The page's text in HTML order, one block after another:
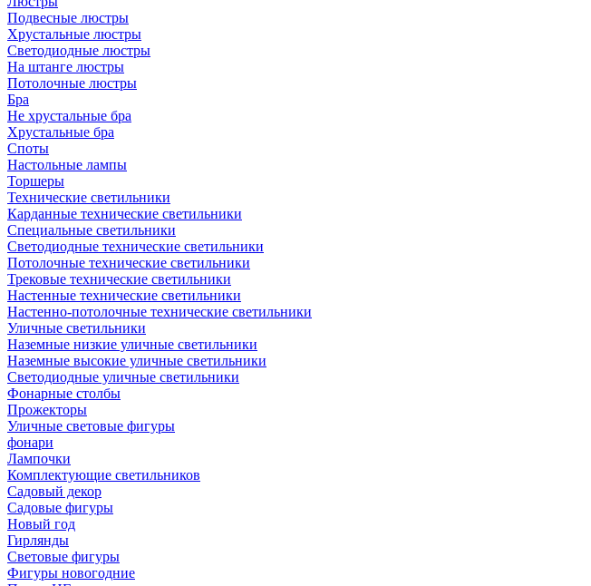
Подвесные люстры
Хрустальные люстры
Светодиодные люстры
На штанге люстры
Потолочные люстры
Бра
Не хрустальные бра
Хрустальные бра
Споты
Настольные лампы
Торшеры
Технические светильники
Карданные технические светильники
Специальные светильники
Светодиодные технические светильники
Потолочные технические светильники
Трековые технические светильники
Настенные технические светильники
Настенно-потолочные технические светильники
Уличные светильники
Наземные низкие уличные светильники
Наземные высокие уличные светильники
Светодиодные уличные светильники
Фонарные столбы
Прожекторы
Уличные световые фигуры
фонари
Лампочки
Комплектующие светильников
Садовый декор
Садовые фигуры
Новый год
Гирлянды
Световые фигуры
Фигуры новогодние